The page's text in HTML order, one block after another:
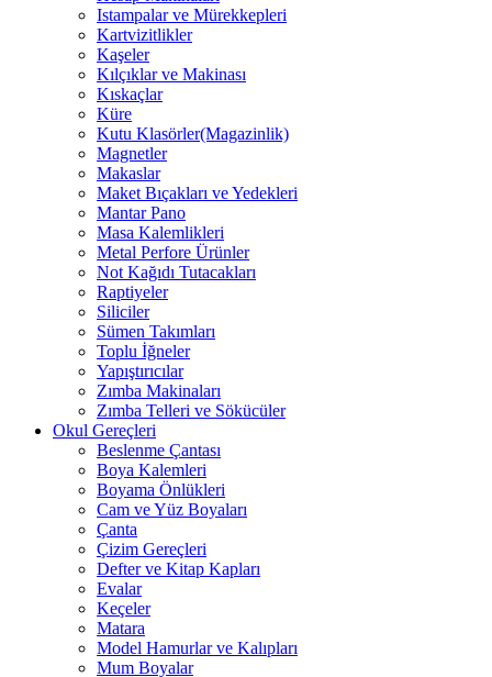
Istampalar ve Mürekkepleri
Kartvizitlikler
Kaşeler
Kılçıklar ve Makinası
Kıskaçlar
Küre
Kutu Klasörler(Magazinlik)
Magnetler
Makaslar
Maket Bıçakları ve Yedekleri
Mantar Pano
Masa Kalemlikleri
Metal Perfore Ürünler
Not Kağıdı Tutacakları
Raptiyeler
Siliciler
Sümen Takımları
Toplu İğneler
Yapıştırıcılar
Zımba Makinaları
Zımba Telleri ve Sökücüler
Okul Gereçleri
Beslenme Çantası
Boya Kalemleri
Boyama Önlükleri
Cam ve Yüz Boyaları
Çanta
Çizim Gereçleri
Defter ve Kitap Kapları
Evalar
Keçeler
Matara
Model Hamurlar ve Kalıpları
Mum Boyalar